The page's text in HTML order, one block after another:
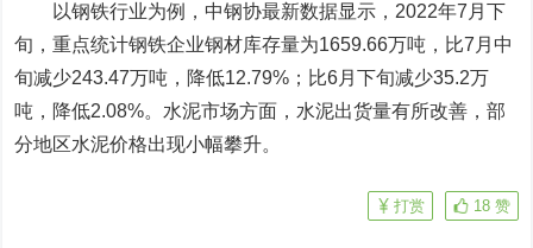
以钢铁行业为例，中钢协最新数据显示，2022年7月下
旬，重点统计钢铁企业钢材库存量为1659.66万吨，比7月中
旬减少243.47万吨，降低12.79%；比6月下旬减少35.2万
吨，降低2.08%。水泥市场方面，水泥出货量有所改善，部
分地区水泥价格出现小幅攀升。
18 赞
打赏